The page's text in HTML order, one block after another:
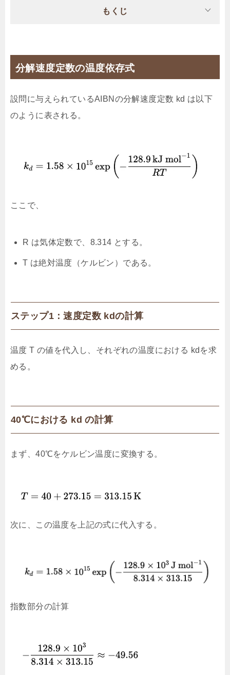
もくじ
分解速度定数の温度依存式
設問に与えられているAIBNの分解速度定数 kd は以下
のように表される。
ここで、
R は気体定数で、8.314 とする。
T は絶対温度（ケルビン）である。
ステップ1：速度定数 kdの計算
温度 T の値を代入し、それぞれの温度における kdを求
める。
40℃における kd​ の計算
まず、40℃をケルビン温度に変換する。
次に、この温度を上記の式に代入する。
指数部分の計算